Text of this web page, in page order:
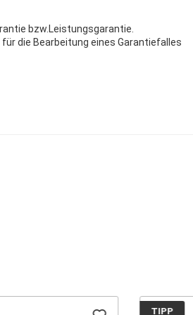
bzw.Leistungsgarantie.
die Bearbeitung eines Garantiefalles
TIPP